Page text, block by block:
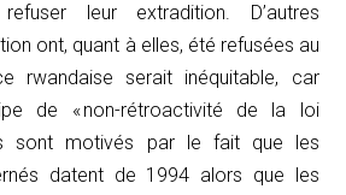
leur extradition. D’autres
ont, quant à elles, été refusées au
rwandaise serait inéquitable, car
de « non-rétroactivité de la loi
sont motivés par le fait que les
datent de 1994 alors que les